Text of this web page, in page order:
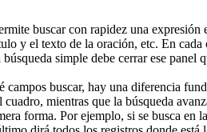
buscar con rapidez una
y el texto de la oración, etc. En cada
simple debe cerrar ese
campos buscar, hay una diferencia
cuadro, mientras que la búsqueda
forma. Por ejemplo, si se busca en